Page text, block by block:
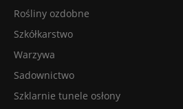
Rośliny ozdobne
Szkółkarstwo
Warzywa
Sadownictwo
Szklarnie tunele osłony